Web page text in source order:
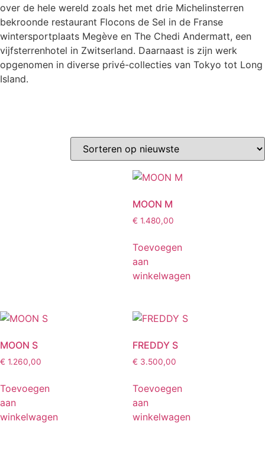
over de hele wereld zoals het met drie Michelinsterren
bekroonde restaurant Flocons de Sel in de Franse
wintersportplaats Megève en The Chedi Andermatt, een
vijfsterrenhotel in Zwitserland. Daarnaast is zijn werk
opgenomen in diverse privé-collecties van Tokyo tot Long
Island.
MOON M
€ 1.480,00
Toevoegen
aan
winkelwagen
MOON S
€ 1.260,00
Toevoegen
aan
winkelwagen
FREDDY S
€ 3.500,00
Toevoegen
aan
winkelwagen